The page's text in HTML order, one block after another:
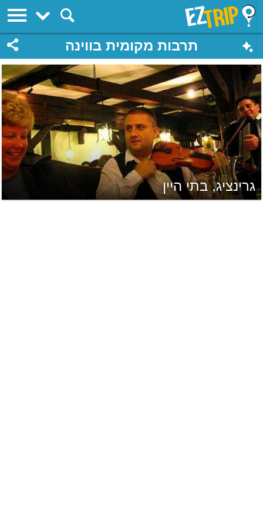
EZTrip
תרבות מקומית בווינה
גרינציג, בתי היין